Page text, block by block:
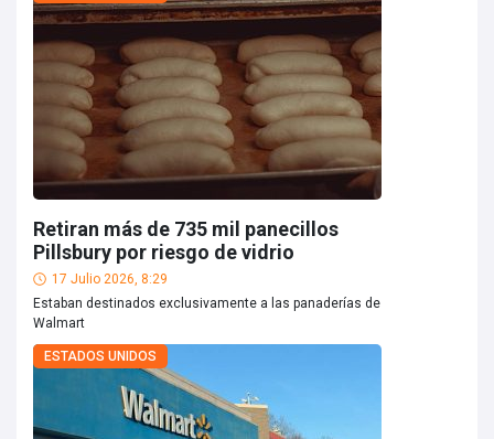
Retiran más de 735 mil panecillos
Pillsbury por riesgo de vidrio
17 Julio 2026, 8:29
Estaban destinados exclusivamente a las panaderías de
Walmart
ESTADOS UNIDOS